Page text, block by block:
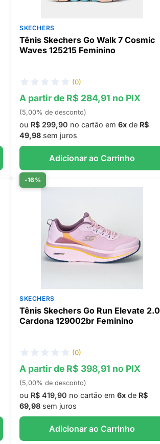
SKECHERS
Tênis Skechers Go Walk 7 Cosmic
Waves 125215 Feminino
(0)
A partir de R$ 284,91 no PIX
(5,00% de desconto)
ou R$ 299,90 no cartão em 6xde R$
49,98sem juros
Adicionar ao Carrinho
-16%
SKECHERS
Tênis Skechers Go Run Elevate 2.0
Cardona 129002br Feminino
(0)
A partir de R$ 398,91 no PIX
(5,00% de desconto)
ou R$ 419,90 no cartão em 6xde R$
69,98sem juros
Adicionar ao Carrinho